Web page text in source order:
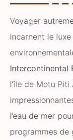
Voyager
incarnent le
Intercontinental
l’île de Motu
l’eau de mer
programmes de